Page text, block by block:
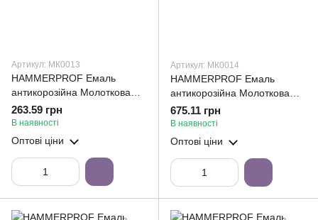
Артикул: МК0013
HAMMERPROF Емаль
антикорозійна Молоткова
3в1 ТМ Корабельна зелена (
104) 0,75л
263.59 грн
В наявності
Оптові ціни
Артикул: МК0014
HAMMERPROF Емаль
антикорозійна Молоткова
3в1 ТМ Корабельна зелена (
104) 2л
675.11 грн
В наявності
Оптові ціни